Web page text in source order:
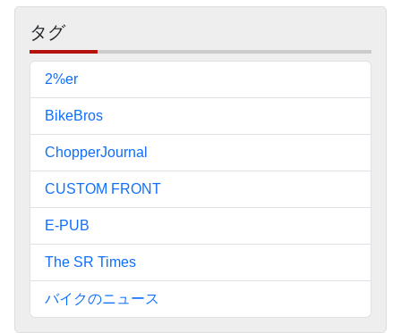
タグ
2%er
BikeBros
ChopperJournal
CUSTOM FRONT
E-PUB
The SR Times
バイクのニュース